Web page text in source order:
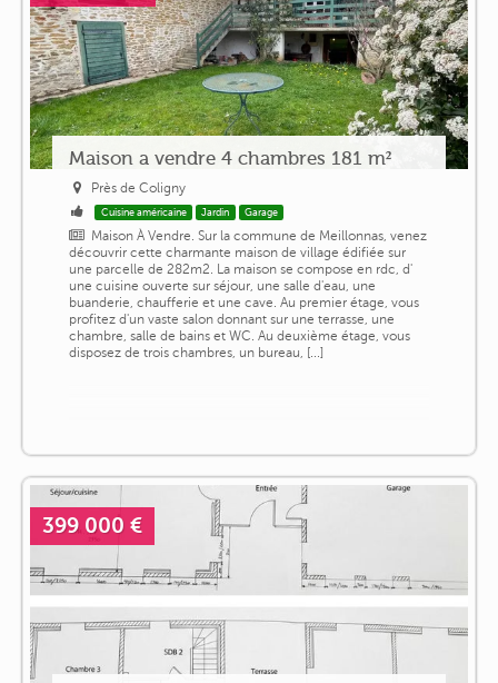
Maison a vendre 4 chambres 181 m²
Près de Coligny
Cuisine américaine Jardin Garage
Maison À Vendre. Sur la commune de Meillonnas, venez
découvrir cette charmante maison de village édifiée sur
une parcelle de 282m2. La maison se compose en rdc, d'
une cuisine ouverte sur séjour, une salle d'eau, une
buanderie, chaufferie et une cave. Au premier étage, vous
profitez d'un vaste salon donnant sur une terrasse, une
chambre, salle de bains et WC. Au deuxième étage, vous
disposez de trois chambres, un bureau, [...]
399 000 €